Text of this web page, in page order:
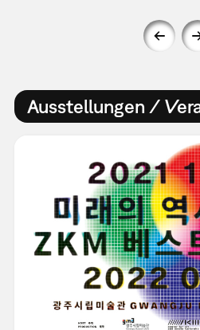
Ausstellungen /